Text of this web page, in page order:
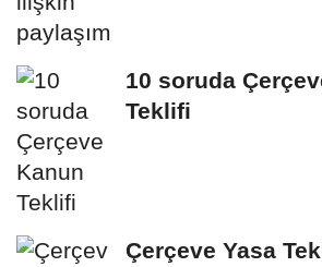
10 soruda
Teklifi
Çerçeve Yasa